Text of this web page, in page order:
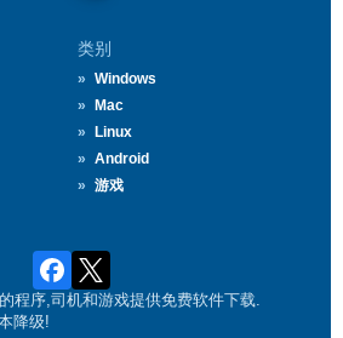
类别
Windows
Mac
Linux
Android
游戏
程序,司机和游戏提供免费软件下载.
降级!